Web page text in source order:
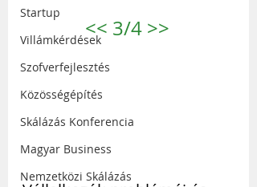
Startup
Villámkérdések
Szofverfejlesztés
Közösségépítés
Skálázás Konferencia
Magyar Business
Nemzetközi Skálázás
<< 3/4 >>